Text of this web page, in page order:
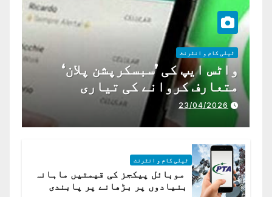
ٹیلی کام و انٹرنٹ
واٹس ایپ کی ’سبسکرپشن پلان‘
متعارف کروانے کی تیاری
23/04/2026
ٹیلی کام و انٹرنٹ
موبائل پیکجز کی قیمتیں ماہانہ
بنیادوں پر بڑھانے پر پابندی